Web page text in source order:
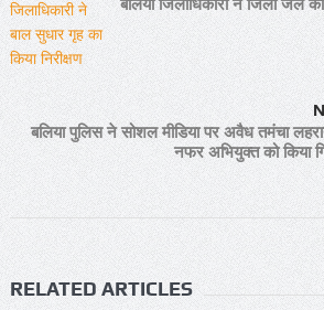
बलिया पुलिस ने सोशल मीडिया पर अवैध तमंचा
नफर अभियुक्त को किया
RELATED ARTICLES